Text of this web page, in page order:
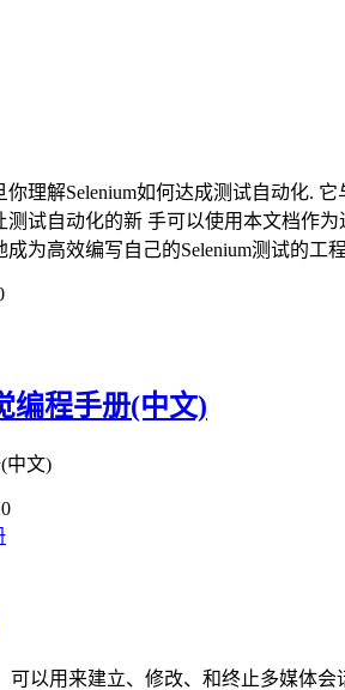
理解Selenium如何达成测试自动化.
试自动化的新 手可以使用本文档作
为高效编写自己的Selenium测试的
编程手册(中文)
中文)
0
可以用来建立、修改、和终止多媒体